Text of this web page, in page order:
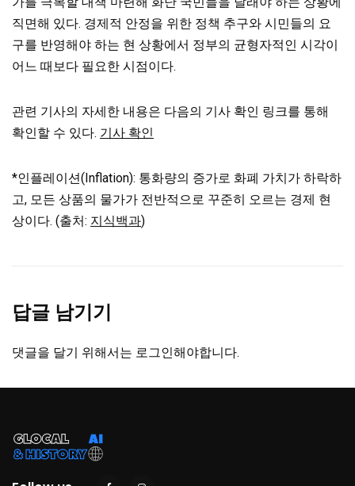
직면해 있다. 경제적 안정을 위한 정책 추구와 시민들의 요
구를 반영해야 하는 현 상황에서 정부의 균형자적인 시각이
어느 때보다 필요한 시점이다.
관련 기사의 자세한 내용은 다음의 기사 확인 링크를 통해
확인할 수 있다. 기사 확인
*인플레이션(Inflation): 통화량의 증가로 화폐 가치가 하락하
고, 모든 상품의 물가가 전반적으로 꾸준히 오르는 경제 현
상이다. (출처: 지식백과)
답글 남기기
댓글을 달기 위해서는 로그인해야합니다.